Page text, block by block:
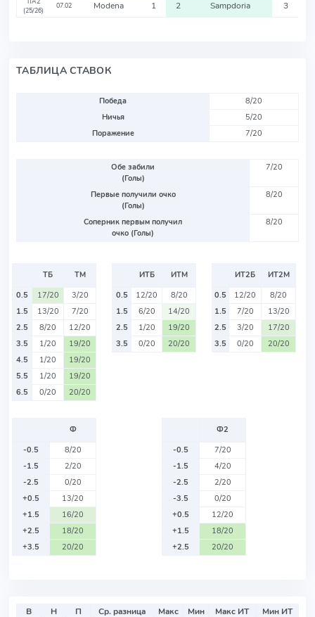
(25/26)
07.02 Modena 1 2 Sampdoria 3
ТАБЛИЦА СТАВОК
Победа
8/20
Ничья
5/20
Поражение
7/20
Обе забили
(Голы)
7/20
Первые получили очко
(Голы)
8/20
Соперник первым получил
очко (Голы)
8/20
ТБ
ТМ
0.5
17/20
3/20
1.5
13/20
7/20
2.5
8/20
12/20
3.5
1/20
19/20
4.5
1/20
19/20
5.5
1/20
19/20
6.5
0/20 20/20
ИТБ
ИТМ
0.5
12/20
8/20
1.5
6/20
14/20
2.5
1/20
19/20
3.5
0/20 20/20
ИТ2Б
ИТ2М
0.5
12/20
8/20
1.5
7/20
13/20
2.5
3/20
17/20
3.5
0/20 20/20
Ф
-0.5
8/20
-1.5
2/20
-2.5
0/20
+0.5
13/20
+1.5
16/20
+2.5
18/20
+3.5
20/20
Ф2
-0.5
7/20
-1.5
4/20
-2.5
2/20
-3.5
0/20
+0.5
12/20
+1.5
18/20
+2.5
20/20
В Н П Ср. разница Макс Мин Макс ИТ
Мин ИТ